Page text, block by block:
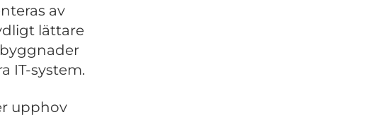
av
lättare
IT-system.
upphov